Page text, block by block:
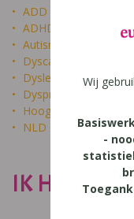
ADD
ADHD
Autisme
Dyscalculie
Dyslexie
Dyspraxie
Hoogbegaafdheid
NLD
IK HEET
Wij
-